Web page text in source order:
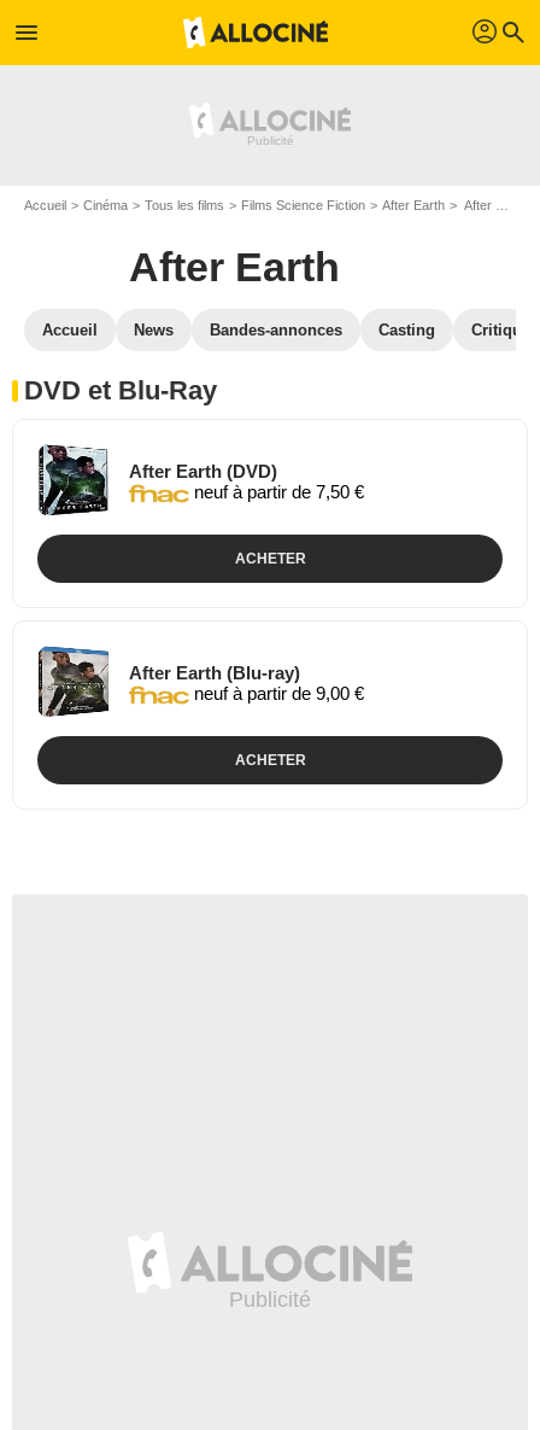
menu profil search
Accueil Cinéma Tous les films Films Science Fiction After Earth After Earth en DVD Blu Ray
After Earth
Accueil News Bandes-annonces Casting
DVD et Blu-Ray
After Earth (DVD)
neuf à partir de 7,50 €
ACHETER
After Earth (Blu-ray)
neuf à partir de 9,00 €
ACHETER